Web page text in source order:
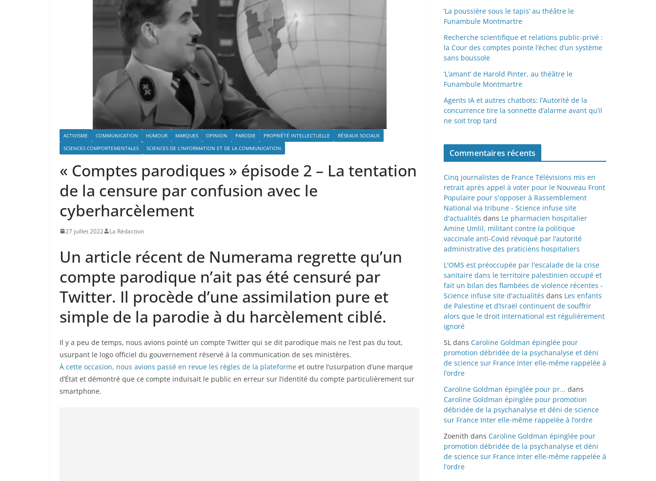
ACTIVISME COMMUNICATION HUMOUR MARQUES OPINION PARODIE PROPRIÉTÉ INTELLECTUELLE
RÉSEAUX SOCIAUX
SCIENCES COMPORTEMENTALES
SCIENCES DE L'INFORMATION ET DE LA COMMUNICATION
« Comptes parodiques » épisode 2 – La tentation
de la censure par confusion avec le
cyberharcèlement
27 juillet 2022 La Rédaction
Un article récent de Numerama regrette qu’un
compte parodique n’ait pas été censuré par
Twitter. Il procède d’une assimilation pure et
simple de la parodie à du harcèlement ciblé.
Il y a peu de temps, nous avions pointé un compte Twitter qui se dit parodique mais ne l’est pas du tout,
usurpant le logo officiel du gouvernement réservé à la communication de ses ministères.
À cette occasion, nous avions passé en revue les règles de la plateforme et outre l’usurpation d’une marque
d’État et démontré que ce compte induisait le public en erreur sur l’identité du compte particulièrement sur
smartphone.
‘La poussière sous le tapis’ au théâtre le
Funambule Montmartre
Recherche scientifique et relations public-privé :
la Cour des comptes pointe l’échec d’un système
sans boussole
‘L’amant’ de Harold Pinter, au théâtre le
Funambule Montmartre
Agents IA et autres chatbots: l’Autorité de la
concurrence tire la sonnette d’alarme avant qu’il
ne soit trop tard
Commentaires récents
Cinq journalistes de France Télévisions mis en
retrait après appel à voter pour le Nouveau Front
Populaire pour s'opposer à Rassemblement
National via tribune - Science infuse site
d'actualités dans Le pharmacien hospitalier
Amine Umlil, militant contre la politique
vaccinale anti-Covid révoqué par l’autorité
administrative des praticiens hospitaliers
L'OMS est préoccupée par l'escalade de la crise
sanitaire dans le territoire palestinien occupé et
fait un bilan des flambées de violence récentes -
Science infuse site d'actualités dans Les enfants
de Palestine et d’Israël continuent de souffrir
alors que le droit international est régulièrement
ignoré
SL dans Caroline Goldman épinglée pour
promotion débridée de la psychanalyse et déni
de science sur France Inter elle-même rappelée à
l’ordre
Caroline Goldman épinglée pour pr... dans
Caroline Goldman épinglée pour promotion
débridée de la psychanalyse et déni de science
sur France Inter elle-même rappelée à l’ordre
Zoenith dans Caroline Goldman épinglée pour
promotion débridée de la psychanalyse et déni
de science sur France Inter elle-même rappelée à
l’ordre